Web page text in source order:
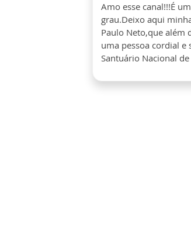
Amo esse canal!!!É
grau.Deixo aqui
Paulo Neto,que além
uma pessoa cordial
Santuário Nacional